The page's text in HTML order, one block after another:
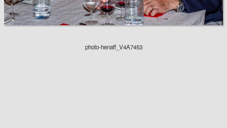
photo-henaff_V4A7453